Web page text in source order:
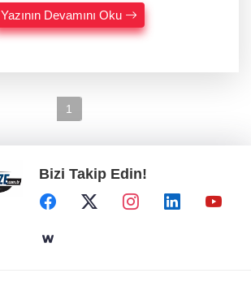
Yazının Devamını Oku
1
Bizi Takip Edin!